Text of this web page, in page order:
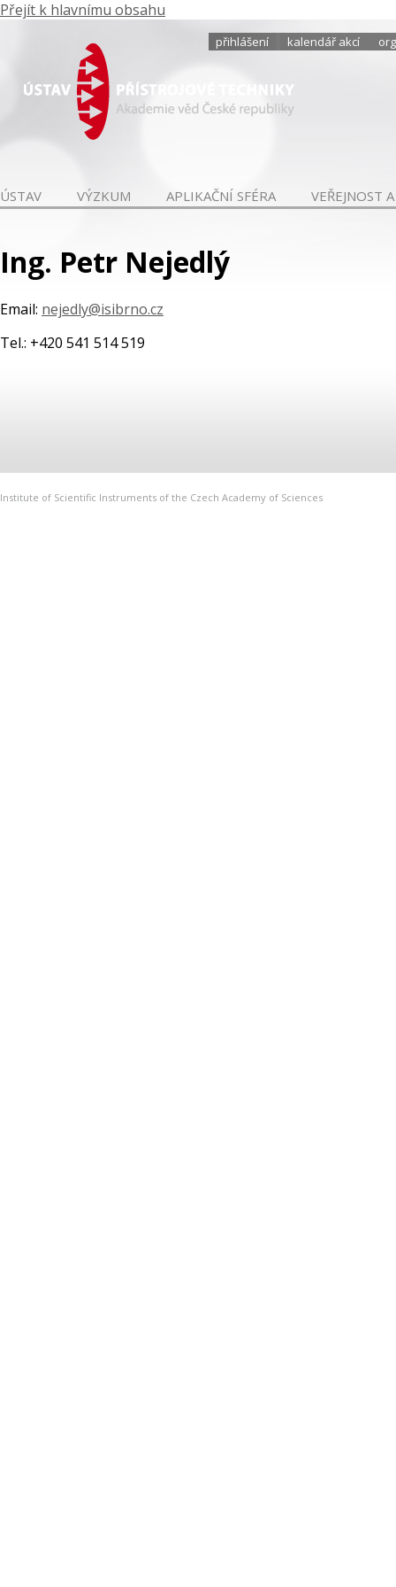
Přejít k hlavnímu obsahu
přihlášení kalendář akcí
ÚSTAV VÝZKUM APLIKAČNÍ SFÉRA VEŘEJNOST
Ing. Petr Nejedlý
Email: nejedly@isibrno.cz
Tel.: +420 541 514 519
Institute of Scientific Instruments of the Czech Academy of Sciences